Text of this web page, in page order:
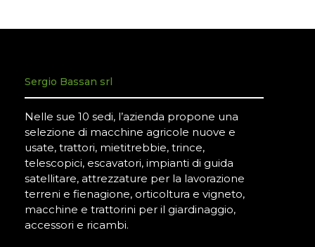
Sergio Bassan srl
Nelle sue 10 sedi, l’azienda propone una
selezione di macchine agricole nuove e
usate, trattori, mietitrebbie, trince,
telescopici, escavatori, impianti di guida
satellitare, attrezzature per la lavorazione
terreni e fienagione, orticoltura e vigneto,
macchine e trattorini per il giardinaggio,
accessori e ricambi.